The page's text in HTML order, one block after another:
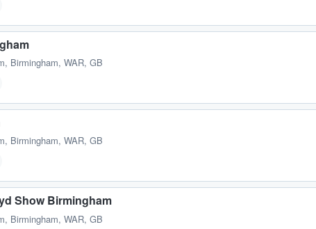
, Birmingham, WAR, GB
, Birmingham, WAR, GB
Show Birmingham
, Birmingham, WAR, GB